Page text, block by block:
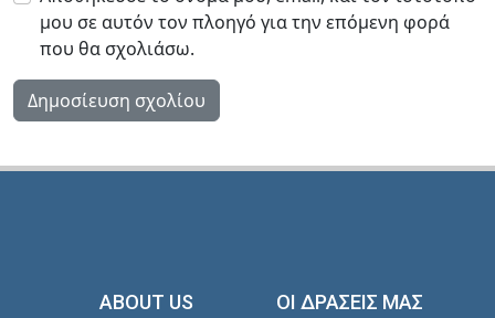
μου σε αυτόν τον πλοηγό για την επόμενη φορά
που θα σχολιάσω.
ABOUT US ΟΙ ΔΡΑΣΕΙΣ ΜΑΣ